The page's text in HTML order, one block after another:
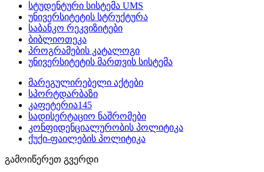
სტუდენტური სისტემა UMS
უნივერსიტეტის სტრუქტურა
საბანკო რეკვიზიტები
ბიბლიოთეკა
პროგრამების კატალოგი
უნივერსიტეტის მართვის სისტემა
მარეგულირებელი აქტები
სპორტდარბაზი
კაფეტერია145
სადისერტაციო ნაშრომები
კონფიდენციალურობის პოლიტიკა
ქუქი-ფაილების პოლიტიკა
გამოიწერეთ გვერდი